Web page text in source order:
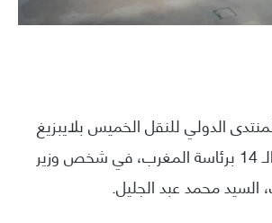
الدولي للنقل الخميس بلايبزيغ
الألمانية، اجتماعه الـ 14 برئاسة المغرب، في شخص وزير
السيد محمد عبد الجليل.